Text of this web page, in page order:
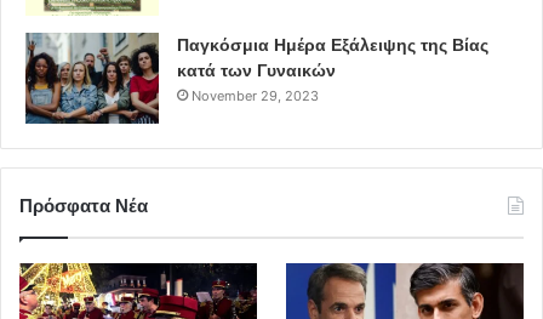
Παγκόσμια Ημέρα Εξάλειψης της Βίας
κατά των Γυναικών
November 29, 2023
Πρόσφατα Νέα